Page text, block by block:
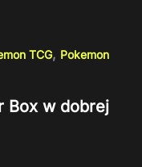
TCG, Pokemon
Box w dobrej